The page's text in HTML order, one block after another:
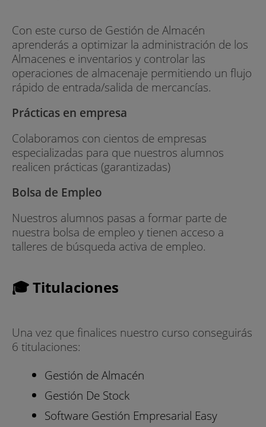
Con este curso de Gestión de Almacén
aprenderás a optimizar la administración de los
Almacenes e inventarios y controlar las
operaciones de almacenaje permitiendo un flujo
rápido de entrada/salida de mercancías.
Prácticas en empresa
Colaboramos con cientos de empresas
especializadas para que nuestros alumnos
realicen prácticas (garantizadas)
Bolsa de Empleo
Nuestros alumnos pasas a formar parte de
nuestra bolsa de empleo y tienen acceso a
talleres de búsqueda activa de empleo.
🎓 Titulaciones
Una vez que finalices nuestro curso conseguirás
6 titulaciones:
Gestión de Almacén
Gestión De Stock
Software Gestión Empresarial Easy